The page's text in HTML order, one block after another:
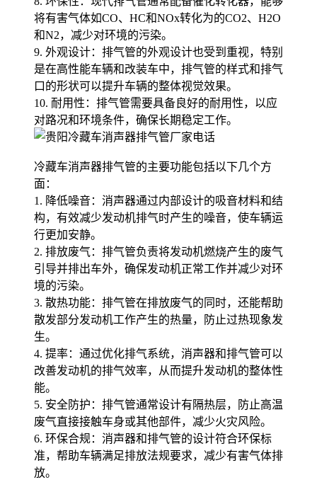
将有害气体如CO、HC和NOx转化为的CO2、H2O
和N2，减少对环境的污染。
9. 外观设计：排气管的外观设计也受到重视，特别
是在高性能车辆和改装车中，排气管的样式和排气
口的形状可以提升车辆的整体视觉效果。
10. 耐用性：排气管需要具备良好的耐用性，以应
对路况和环境条件，确保长期稳定工作。
冷藏车消声器排气管的主要功能包括以下几个方
面：
1. 降低噪音：消声器通过内部设计的吸音材料和结
构，有效减少发动机排气时产生的噪音，使车辆运
行更加安静。
2. 排放废气：排气管负责将发动机燃烧产生的废气
引导并排出车外，确保发动机正常工作并减少对环
境的污染。
3. 散热功能：排气管在排放废气的同时，还能帮助
散发部分发动机工作产生的热量，防止过热现象发
生。
4. 提率：通过优化排气系统，消声器和排气管可以
改善发动机的排气效率，从而提升发动机的整体性
能。
5. 安全防护：排气管通常设计有隔热层，防止高温
废气直接接触车身或其他部件，减少火灾风险。
6. 环保合规：消声器和排气管的设计符合环保标
准，帮助车辆满足排放法规要求，减少有害气体排
放。